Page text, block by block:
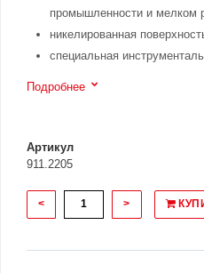
промышленности и мелком
никелированная
специальная
Подробнее
Артикул
911.2205
< >